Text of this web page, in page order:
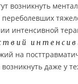
возникнуть
интенсивной
на
даже у